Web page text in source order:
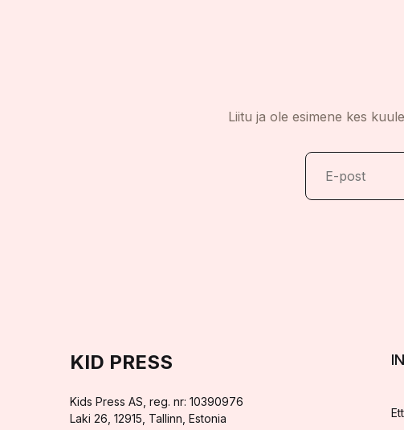
Liitu ja ole esimene kes
KID PRESS
Kids Press AS, reg. nr: 10390976
Laki 26, 12915, Tallinn, Estonia